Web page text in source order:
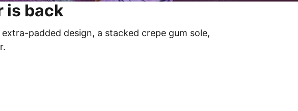
is back
padded design, a stacked crepe gum sole,